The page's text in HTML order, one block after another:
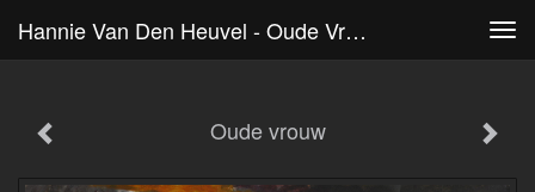
Hannie Van Den Heuvel - Oude Vrouw
Oude vrouw